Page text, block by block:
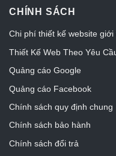
CHÍNH SÁCH
Chi phí thiết kế website giới
Thiết Kế Web Theo Yêu
Quảng cáo Google
Quảng cáo Facebook
Chính sách quy định chung
Chính sách bảo hành
Chính sách đổi trả